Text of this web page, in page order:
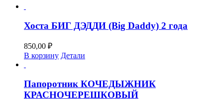
Хоста БИГ ДЭДДИ (Big Daddy) 2 года
850,00 ₽
В корзину Детали
Папоротник КОЧЕДЫЖНИК
КРАСНОЧЕРЕШКОВЫЙ